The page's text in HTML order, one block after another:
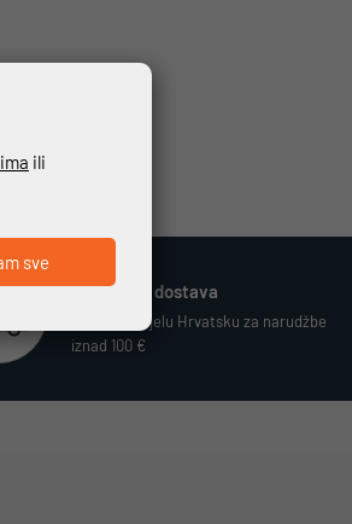
Besplatna dostava
Vrijedi za cijelu Hrvatsku za narudžbe
iznad 100 €
ili
sve